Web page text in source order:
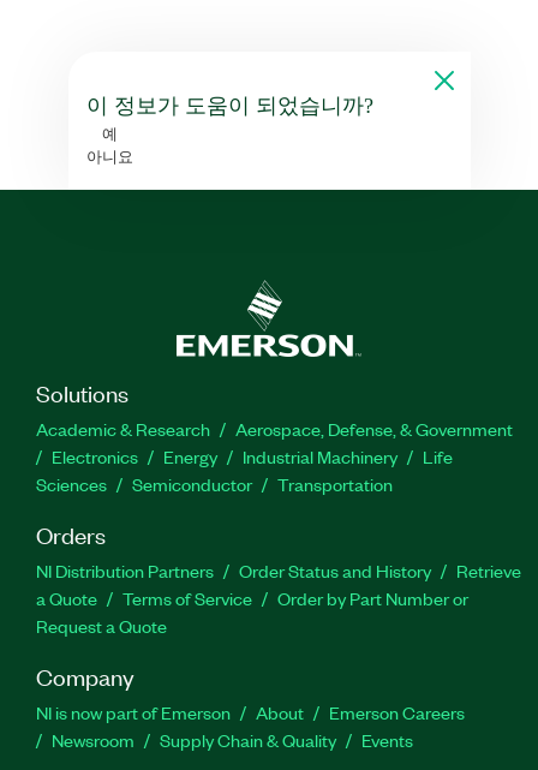
이 정보가 도움이 되었습니까?
예
아니요
Solutions
Academic & Research
Aerospace, Defense, & Government
Electronics
Energy Industrial Machinery
Life
Sciences
Semiconductor Transportation
Orders
NI Distribution Partners Order Status and History
Retrieve
a Quote
Terms of Service
Order by Part Number or
Request a Quote
Company
NI is now part of Emerson About
Emerson Careers
Newsroom
Supply Chain & Quality Events